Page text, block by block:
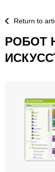
Return to
РОБОТ